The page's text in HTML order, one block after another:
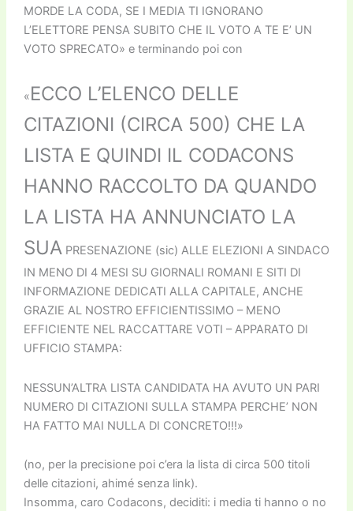
MORDE LA CODA, SE I MEDIA TI IGNORANO
L’ELETTORE PENSA SUBITO CHE IL VOTO A TE E’ UN
VOTO SPRECATO» e terminando poi con
«ECCO L’ELENCO DELLE
CITAZIONI (CIRCA 500) CHE LA
LISTA E QUINDI IL CODACONS
HANNO RACCOLTO DA QUANDO
LA LISTA HA ANNUNCIATO LA
SUAPRESENAZIONE (sic) ALLE ELEZIONI A SINDACO
IN MENO DI 4 MESI SU GIORNALI ROMANI E SITI DI
INFORMAZIONE DEDICATI ALLA CAPITALE, ANCHE
GRAZIE AL NOSTRO EFFICIENTISSIMO – MENO
EFFICIENTE NEL RACCATTARE VOTI – APPARATO DI
UFFICIO STAMPA:
NESSUN’ALTRA LISTA CANDIDATA HA AVUTO UN PARI
NUMERO DI CITAZIONI SULLA STAMPA PERCHE’ NON
HA FATTO MAI NULLA DI CONCRETO!!!»
(no, per la precisione poi c’era la lista di circa 500 titoli
delle citazioni, ahimé senza link).
Insomma, caro Codacons, deciditi: i media ti hanno o no